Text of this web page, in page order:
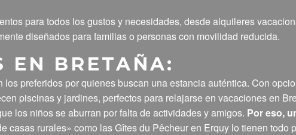
para todos los gustos y necesidades, desde alquileres
diseñados para familias o personas con movilidad reducida.
EN BRETAÑA:
los preferidos por quienes buscan una estancia auténtica. Con
piscinas y jardines, perfectos para relajarse en vacaciones en
los niños se aburran por falta de actividades y amigos. Por eso,
casas rurales» como las Gîtes du Pêcheur en Erquy lo tienen todo